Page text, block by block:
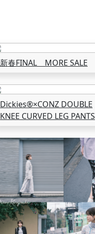
新春FINAL MORE SALE
Dickies®×CONZ DOUBLE
KNEE CURVED LEG PANTS